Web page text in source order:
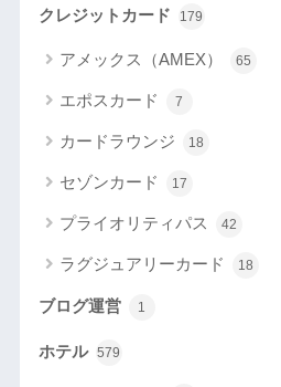
クレジットカード 179
アメックス（AMEX） 65
エポスカード 7
カードラウンジ 18
セゾンカード 17
プライオリティパス 42
ラグジュアリーカード 18
ブログ運営 1
ホテル 579